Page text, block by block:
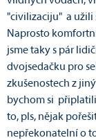
"civilizaciju" a užili
Naprosto
jsme taky s pár
dvojsedačku pro
zkušenostech z
bychom si připlatili
to, pls, nějak
nepřekonatelní o